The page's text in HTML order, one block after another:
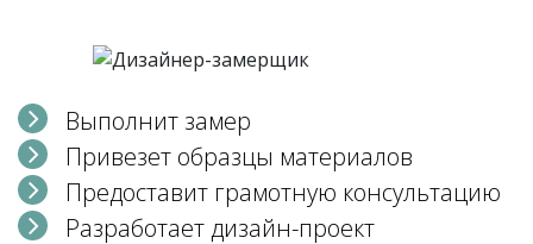
Выполнит замер
Привезет образцы материалов
Предоставит грамотную консультацию
Разработает дизайн-проект